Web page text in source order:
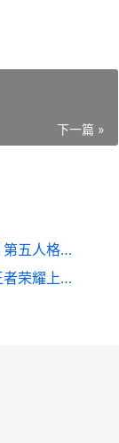
下一篇 »
第五人格第三十六赛季排位珍宝说明 第五人格第三十八赛季什么时候开始
王者荣耀荣耀如何轻松上钻石段位 王者荣耀上荣耀的技巧